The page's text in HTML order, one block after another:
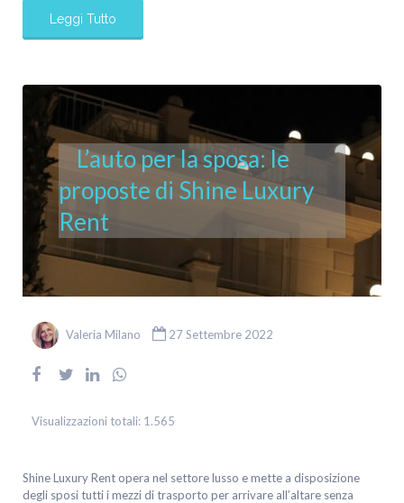
Leggi Tutto
L’auto per la sposa: le
proposte di Shine Luxury
Rent
Valeria Milano 27 Settembre 2022
Visualizzazioni totali: 1.565
Shine Luxury Rent opera nel settore lusso e mette a disposizione
degli sposi tutti i mezzi di trasporto per arrivare all’altare senza